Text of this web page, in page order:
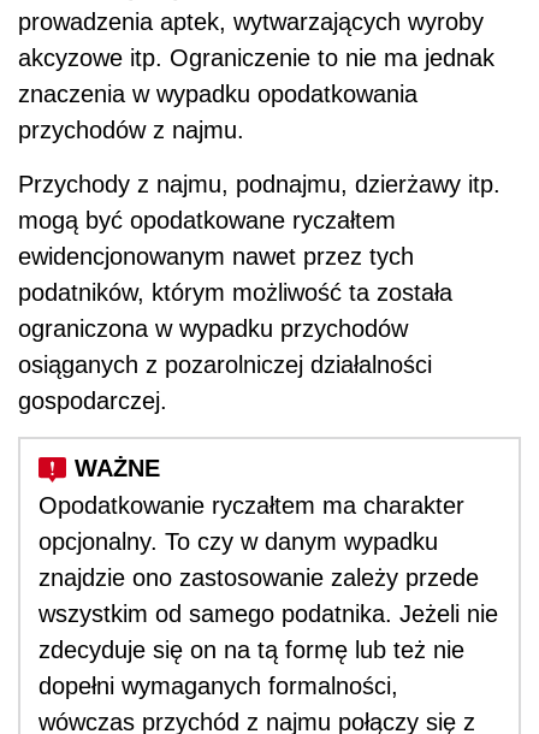
prowadzenia aptek, wytwarzających wyroby
akcyzowe itp. Ograniczenie to nie ma jednak
znaczenia w wypadku opodatkowania
przychodów z najmu.
Przychody z najmu, podnajmu, dzierżawy itp.
mogą być opodatkowane ryczałtem
ewidencjonowanym nawet przez tych
podatników, którym możliwość ta została
ograniczona w wypadku przychodów
osiąganych z pozarolniczej działalności
gospodarczej.
Opodatkowanie ryczałtem ma charakter
opcjonalny. To czy w danym wypadku
znajdzie ono zastosowanie zależy przede
wszystkim od samego podatnika. Jeżeli nie
zdecyduje się on na tą formę lub też nie
dopełni wymaganych formalności,
wówczas przychód z najmu połączy się z